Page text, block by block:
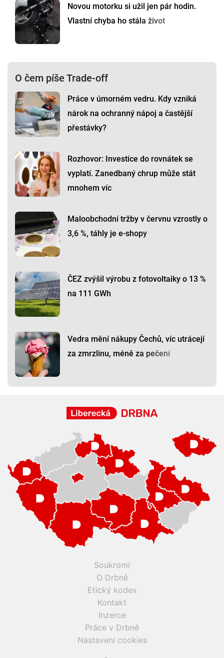
Novou motorku si užil jen pár hodin.
Vlastní chyba ho stála život
O čem píše Trade-off
Práce v úmorném vedru. Kdy vzniká
nárok na ochranný nápoj a častější
přestávky?
Rozhovor: Investice do rovnátek se
vyplatí. Zanedbaný chrup může stát
mnohem víc
Maloobchodní tržby v červnu vzrostly o
3,6 %, táhly je e-shopy
ČEZ zvýšil výrobu z fotovoltaiky o 13 %
na 111 GWh
Vedra mění nákupy Čechů, víc utrácejí
za zmrzlinu, méně za pečení
Soukromí
O Drbně
Etický kodex
Kontakt
Inzerce
Práce v Drbně
Nastavení cookies